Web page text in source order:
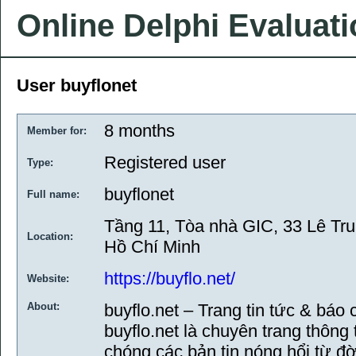
Online Delphi
User buyflonet
Member for: 8 months
Type: Registered user
Full name: buyflonet
Location:
Tầng 11, Tòa nhà GIC, 33 Lê
Hồ Chí Minh
Website: https://buyflo.net/
About:
buyflo.net – Trang tin tức & báo
buyflo.net là chuyên trang
chóng các bản tin nóng hổi từ